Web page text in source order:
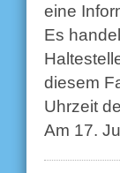
eine
Es
diesem
Uhrzeit
Am 17.